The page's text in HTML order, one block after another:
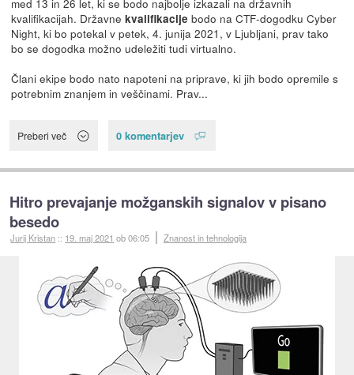
med 13 in 26 let, ki se bodo najbolje izkazali na državnih
kvalifikacijah. Državne kvalifikacije bodo na CTF-dogodku Cyber
Night, ki bo potekal v petek, 4. junija 2021, v Ljubljani, prav tako
bo se dogodka možno udeležiti tudi virtualno.
Člani ekipe bodo nato napoteni na priprave, ki jih bodo opremile s
potrebnim znanjem in veščinami. Prav...
Preberi več 0 komentarjev
Hitro prevajanje možganskih signalov v pisano
besedo
Jurij Kristan :: 19. maj 2021 ob 06:05 Znanost in tehnologija